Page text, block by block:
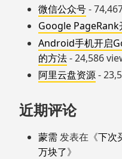
微信公众号-
Google PageRank
Android手机开启
的方法- 24,586
阿里云盘资源-
近期评论
蒙需 发表在《下次
万块了》